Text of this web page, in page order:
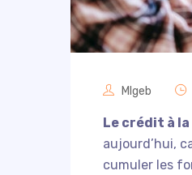
Mlgeb
Le crédit à
aujourd’hui,
cumuler les